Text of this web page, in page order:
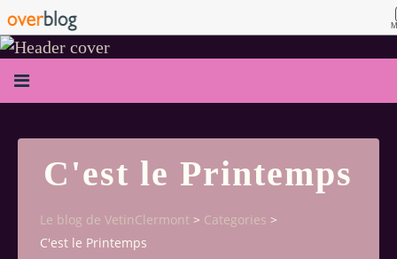
C'est le Printemps
Le blog de VetinClermont > Categories >
C'est le Printemps